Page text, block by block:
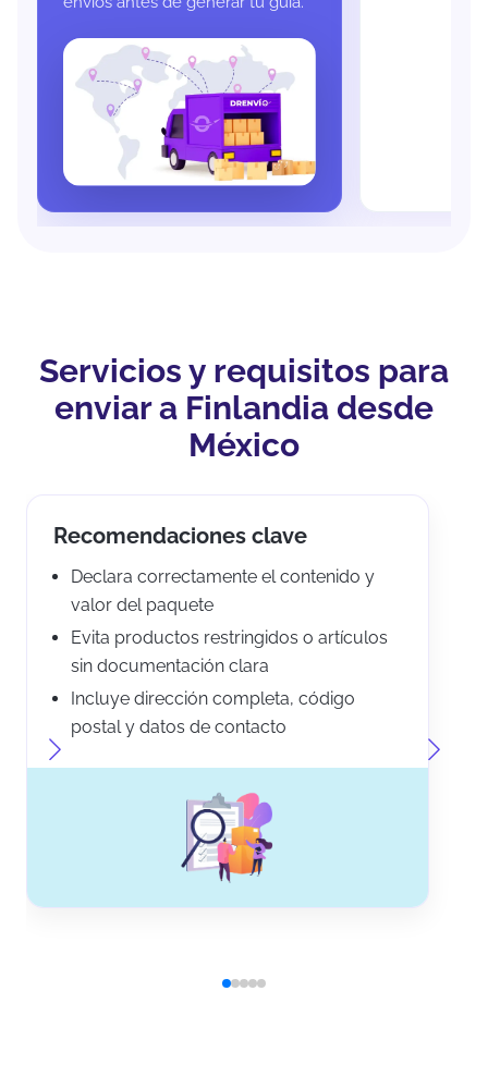
Servicios y requisitos para
enviar a Finlandia desde
México
Recomendaciones clave
Declara correctamente el contenido y
valor del paquete
Evita productos restringidos o artículos
sin documentación clara
Incluye dirección completa, código
postal y datos de contacto